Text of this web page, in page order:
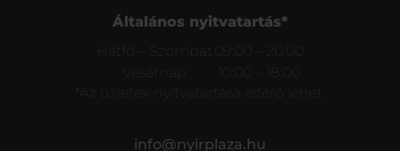
Általános nyitvatartás*
Hétfő – Szombat
09:00 – 20:00
Vasárnap
*Az üzletek nyitvatartása eltérő lehet.
info@nyirplaza.hu